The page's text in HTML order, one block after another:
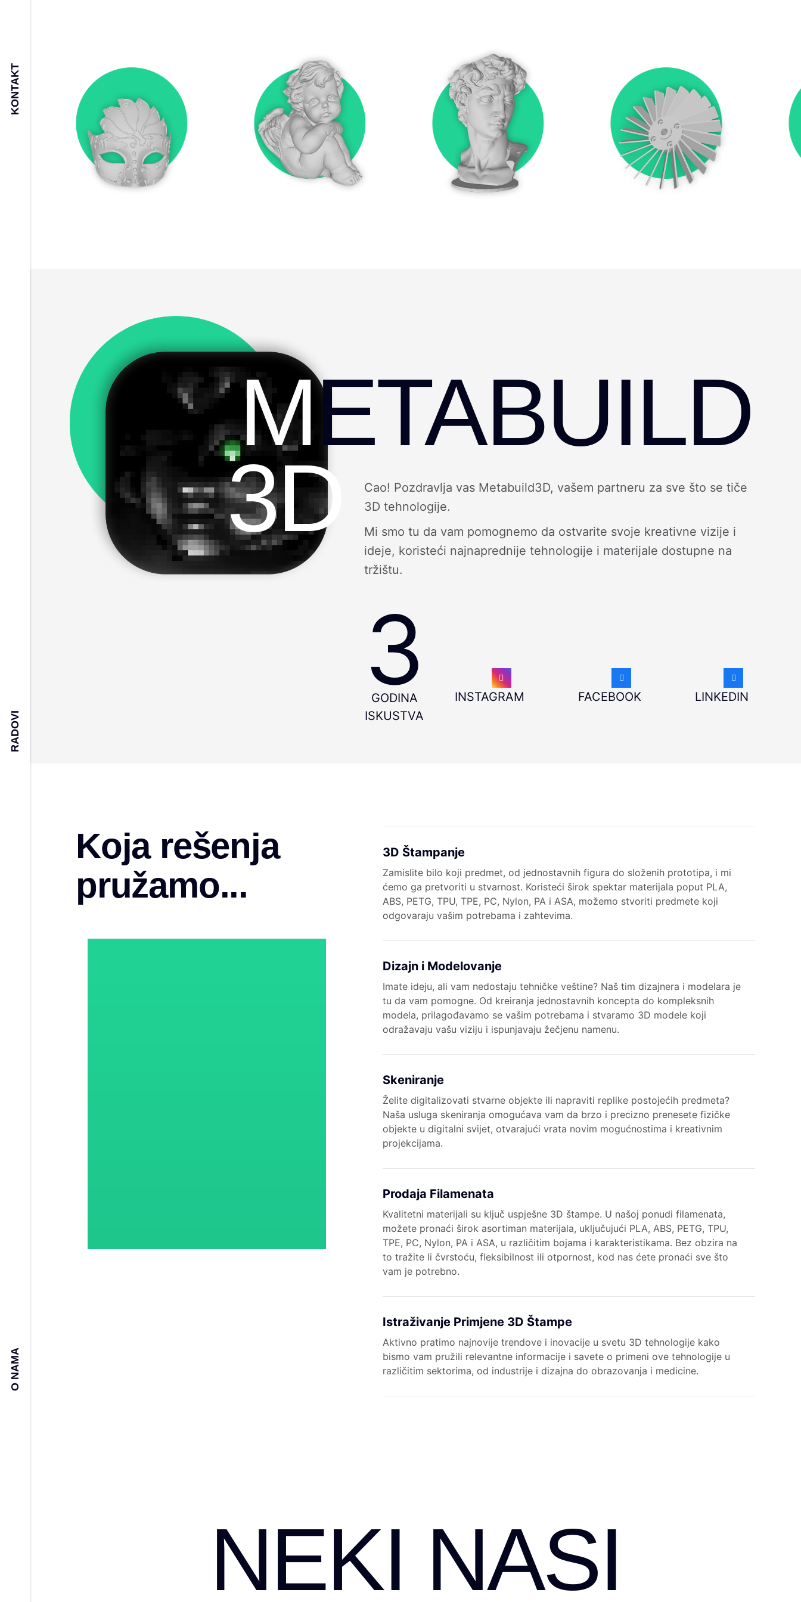
KONTAKT
RADOVI
O NAMA
METABUILD
3D
Cao! Pozdravlja vas Metabuild3D, vašem partneru za sve što se tiče
3D tehnologije.
Mi smo tu da vam pomognemo da ostvarite svoje kreativne vizije i
ideje, koristeći najnaprednije tehnologije i materijale dostupne na
tržištu.
3
GODINA
ISKUSTVA
INSTAGRAM FACEBOOK LINKEDIN
Koja rešenja
pružamo...
3D Štampanje
Zamislite bilo koji predmet, od jednostavnih figura do složenih prototipa, i mi
ćemo ga pretvoriti u stvarnost. Koristeći širok spektar materijala poput PLA,
ABS, PETG, TPU, TPE, PC, Nylon, PA i ASA, možemo stvoriti predmete koji
odgovaraju vašim potrebama i zahtevima.
Dizajn i Modelovanje
Imate ideju, ali vam nedostaju tehničke veštine? Naš tim dizajnera i modelara je
tu da vam pomogne. Od kreiranja jednostavnih koncepta do kompleksnih
modela, prilagođavamo se vašim potrebama i stvaramo 3D modele koji
odražavaju vašu viziju i ispunjavaju žečjenu namenu.
Skeniranje
Želite digitalizovati stvarne objekte ili napraviti replike postojećih predmeta?
Naša usluga skeniranja omogućava vam da brzo i precizno prenesete fizičke
objekte u digitalni svijet, otvarajući vrata novim mogućnostima i kreativnim
projekcijama.
Prodaja Filamenata
Kvalitetni materijali su ključ uspješne 3D štampe. U našoj ponudi filamenata,
možete pronaći širok asortiman materijala, uključujući PLA, ABS, PETG, TPU,
TPE, PC, Nylon, PA i ASA, u različitim bojama i karakteristikama. Bez obzira na
to tražite li čvrstoću, fleksibilnost ili otpornost, kod nas ćete pronaći sve što
vam je potrebno.
Istraživanje Primjene 3D Štampe
Aktivno pratimo najnovije trendove i inovacije u svetu 3D tehnologije kako
bismo vam pružili relevantne informacije i savete o primeni ove tehnologije u
različitim sektorima, od industrije i dizajna do obrazovanja i medicine.
NEKI NASI